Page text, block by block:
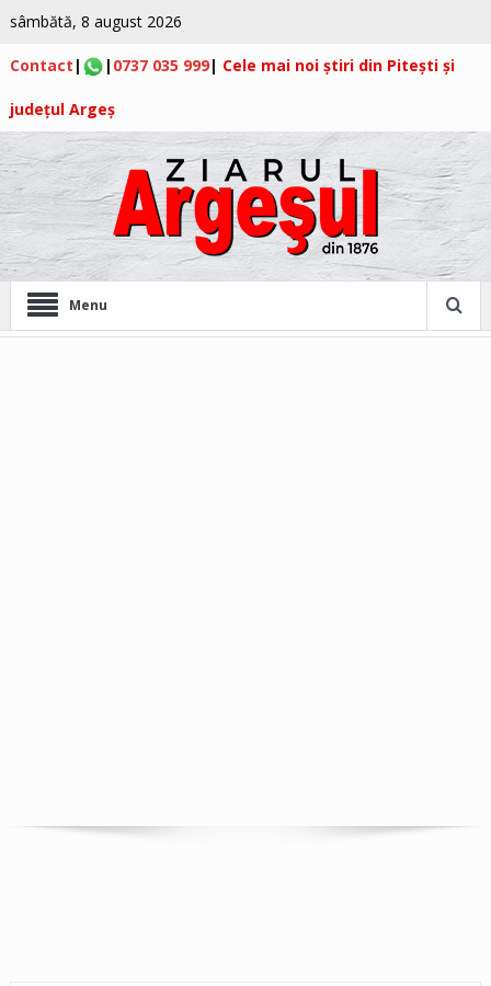
sâmbătă, 8 august 2026
Contact | | 0737 035 999| Cele mai noi știri din Pitești și
județul Argeș
Menu